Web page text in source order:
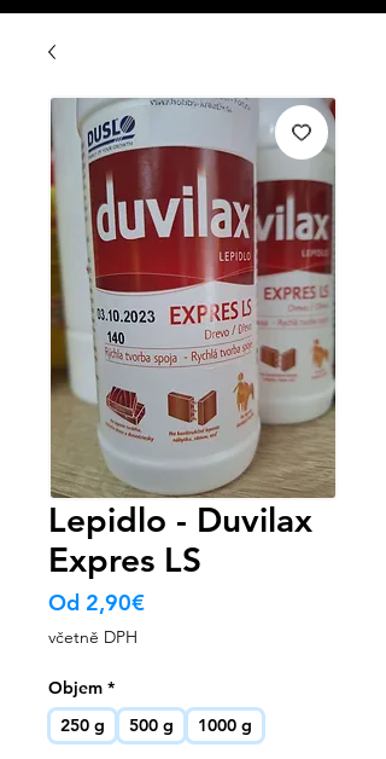
Lepidlo - Duvilax
Expres LS
Od 2,90€Zvýhodněná
včetně DPH
Objem *
250 g
500 g 1000 g